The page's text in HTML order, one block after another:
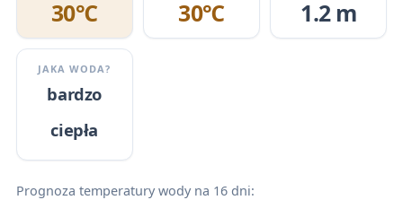
30℃ 30℃ 1.2 m
JAKA WODA?
bardzo
ciepła
Prognoza temperatury wody na 16 dni: